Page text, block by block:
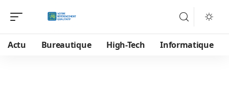
Actu Bureautique High-Tech Informatique